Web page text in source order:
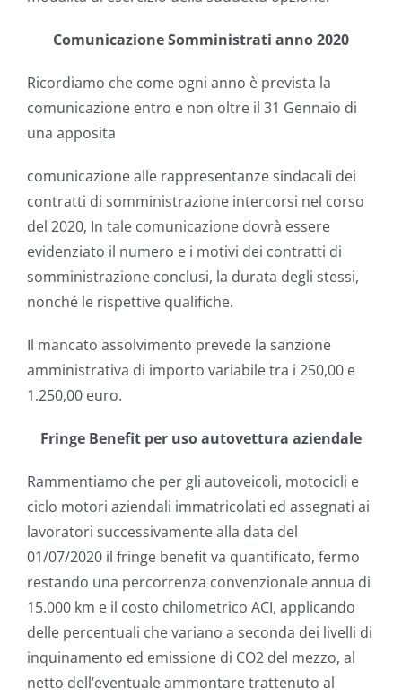
Comunicazione Somministrati anno 2020
Ricordiamo che come ogni anno è prevista la
comunicazione entro e non oltre il 31 Gennaio di
una apposita
comunicazione alle rappresentanze sindacali dei
contratti di somministrazione intercorsi nel corso
del 2020, In tale comunicazione dovrà essere
evidenziato il numero e i motivi dei contratti di
somministrazione conclusi, la durata degli stessi,
nonché le rispettive qualifiche.
Il mancato assolvimento prevede la sanzione
amministrativa di importo variabile tra i 250,00 e
1.250,00 euro.
Fringe Benefit per uso autovettura aziendale
Rammentiamo che per gli autoveicoli, motocicli e
ciclo motori aziendali immatricolati ed assegnati ai
lavoratori successivamente alla data del
01/07/2020 il fringe benefit va quantificato, fermo
restando una percorrenza convenzionale annua di
15.000 km e il costo chilometrico ACI, applicando
delle percentuali che variano a seconda dei livelli di
inquinamento ed emissione di CO2 del mezzo, al
netto dell’eventuale ammontare trattenuto al